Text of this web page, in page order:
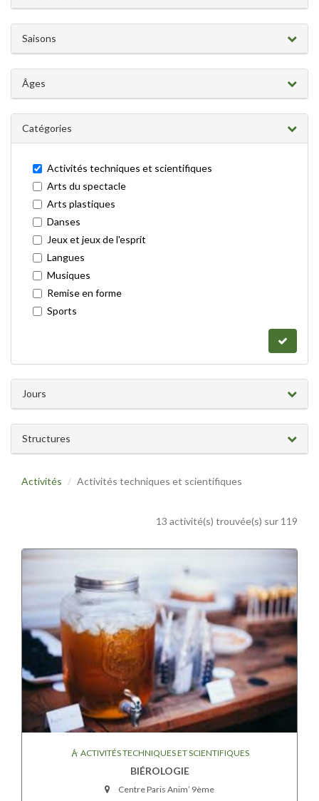
scientifiques
Saisons
Âges
Catégories
Activités techniques et scientifiques
Arts du spectacle
Arts plastiques
Danses
Jeux et jeux de l'esprit
Langues
Musiques
Remise en forme
Sports
Jours
Structures
Activités Activités techniques et scientifiques
13 activité(s) trouvée(s) sur 119
ACTIVITÉS TECHNIQUES ET SCIENTIFIQUES
BIÉROLOGIE
Centre Paris Anim’ 9ème